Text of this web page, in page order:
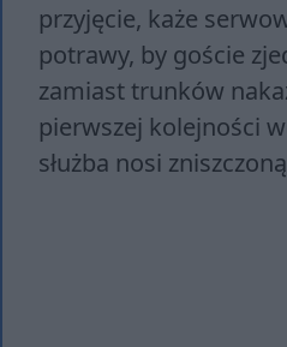
przyjęcie, każe
potrawy, by goście
zamiast trunków
pierwszej kolejności
służba nosi